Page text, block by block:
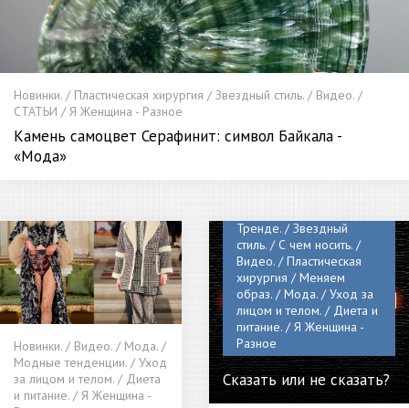
Новинки. / Пластическая хирургия / Звездный стиль. / Видео. /
СТАТЬИ / Я Женщина - Разное
Камень самоцвет Серафинит: символ Байкала -
«Мода»
Новинки. / Видео. / Мода. /
Модные тенденции. / Уход
за лицом и телом. / Диета
и питание. / Я Женщина -
Тренде. / Звездный
стиль. / С чем носить. /
Видео. / Пластическая
хирургия / Меняем
образ. / Мода. / Уход за
лицом и телом. / Диета и
питание. / Я Женщина -
Разное
Сказать или не сказать?